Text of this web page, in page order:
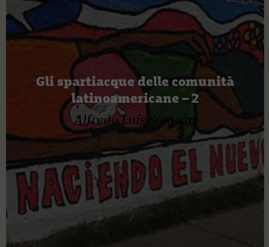
Gli spartiacque delle comunità
latinoamericane – 2
Alfredo Luís Somoza